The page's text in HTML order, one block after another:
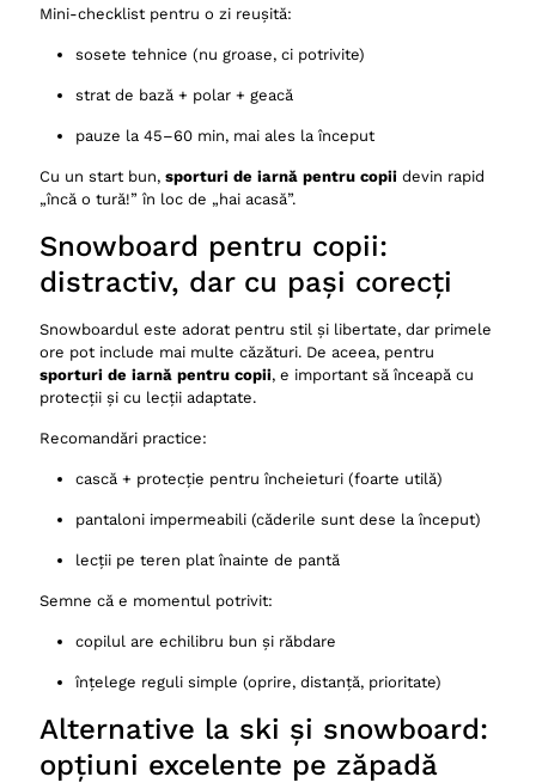
Mini-checklist pentru o zi reușită:
sosete tehnice (nu groase, ci potrivite)
strat de bază + polar + geacă
pauze la 45–60 min, mai ales la început
Cu un start bun, sporturi de iarnă pentru copii devin rapid
„încă o tură!” în loc de „hai acasă”.
Snowboard pentru copii:
distractiv, dar cu pași corecți
Snowboardul este adorat pentru stil și libertate, dar primele
ore pot include mai multe căzături. De aceea, pentru
sporturi de iarnă pentru copii, e important să înceapă cu
protecții și cu lecții adaptate.
Recomandări practice:
cască + protecție pentru încheieturi (foarte utilă)
pantaloni impermeabili (căderile sunt dese la început)
lecții pe teren plat înainte de pantă
Semne că e momentul potrivit:
copilul are echilibru bun și răbdare
înțelege reguli simple (oprire, distanță, prioritate)
Alternative la ski și snowboard:
opțiuni excelente pe zăpadă